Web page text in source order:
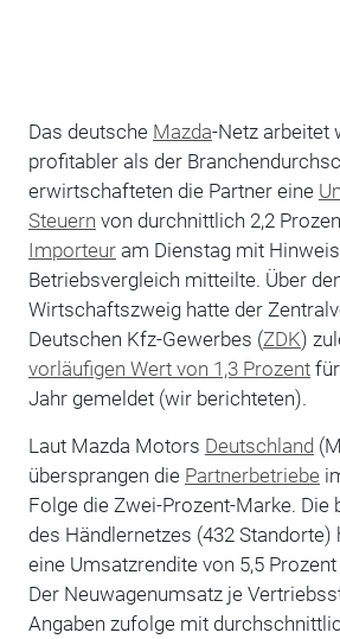
Das deutsche Mazda-Netz arbeitet
profitabler als der
erwirtschafteten die Partner eine
Steuern von durchnittlich 2,2
Importeuram Dienstag mit
Betriebsvergleich mitteilte. Über
Wirtschaftszweig hatte der
Deutschen Kfz-Gewerbes (ZDK)
vorläufigen Wert von 1,3 Prozentfür
Jahr gemeldet (wir berichteten).
Laut Mazda Motors Deutschland
übersprangen die Partnerbetriebe
Folge die Zwei-Prozent-Marke. Die
des Händlernetzes (432 Standorte)
eine Umsatzrendite von 5,5
Der Neuwagenumsatz je
Angaben zufolge mit